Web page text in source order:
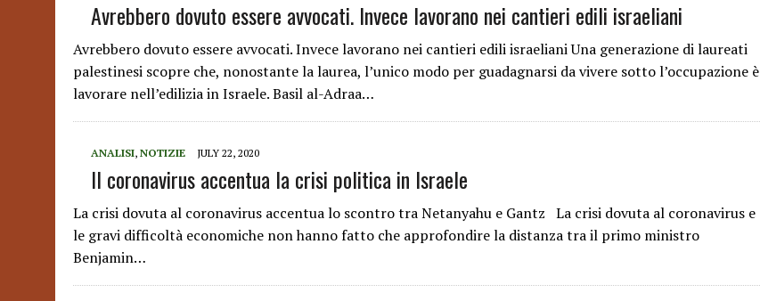
Avrebbero dovuto essere avvocati. Invece lavorano nei cantieri edili israeliani
Avrebbero dovuto essere avvocati. Invece lavorano nei cantieri edili israeliani Una generazione di laureati
palestinesi scopre che, nonostante la laurea, l’unico modo per guadagnarsi da vivere sotto l’occupazione è
lavorare nell’edilizia in Israele. Basil al-Adraa…
ANALISI, NOTIZIE JULY 22, 2020
Il coronavirus accentua la crisi politica in Israele
La crisi dovuta al coronavirus accentua lo scontro tra Netanyahu e Gantz La crisi dovuta al coronavirus e
le gravi difficoltà economiche non hanno fatto che approfondire la distanza tra il primo ministro
Benjamin…